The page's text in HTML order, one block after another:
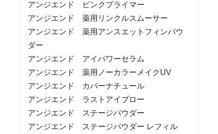
アンジエンド ピンクプライマー
アンジエンド 薬用リンクルスムーサー
アンジエンド 薬用アンスエットフィンパウ
ダー
アンジエンド アイパワーセラム
アンジエンド 薬用ノーカラーメイクUV
アンジエンド カバーナチュール
アンジエンド ラストアイブロー
アンジエンド ステージパウダー
アンジエンド ステージパウダー レフィル